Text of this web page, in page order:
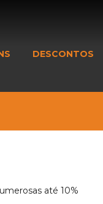
DESCONTOS
até 10%